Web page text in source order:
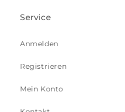
Service
Anmelden
Registrieren
Mein Konto